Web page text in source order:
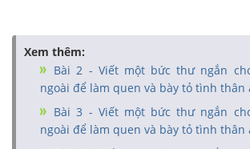
Xem thêm:
Bài 2 - Viết một bức thư ngắn
ngoài để làm quen và bày tỏ tình thân
Bài 3 - Viết một bức thư ngắn
ngoài để làm quen và bày tỏ tình thân